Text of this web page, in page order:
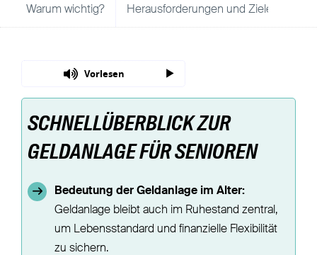
Warum wichtig? Herausforderungen und Ziele
Vorlesen
SCHNELLÜBERBLICK ZUR
GELDANLAGE FÜR SENIOREN
Bedeutung der Geldanlage im Alter:
Geldanlage bleibt auch im Ruhestand zentral,
um Lebensstandard und finanzielle Flexibilität
zu sichern.